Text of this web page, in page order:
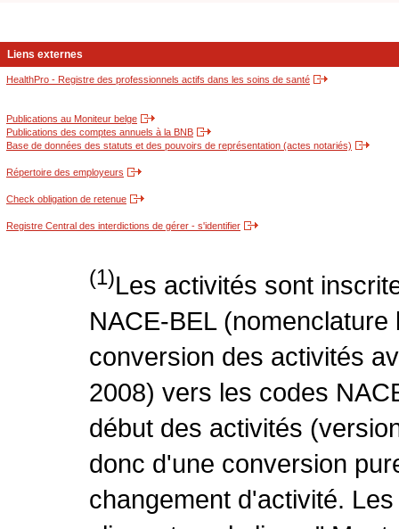
Liens externes
HealthPro - Registre des professionnels actifs dans les soins de santé
Publications au Moniteur belge
Publications des comptes annuels à la BNB
Base de données des statuts et des pouvoirs de représentation (actes notariés)
Répertoire des employeurs
Check obligation de retenue
Registre Central des interdictions de gérer - s'identifier
(1)Les activités sont
NACE-BEL
conversion des activités
2008) vers les codes
début des activités
donc d'une conversion
changement d'activité.